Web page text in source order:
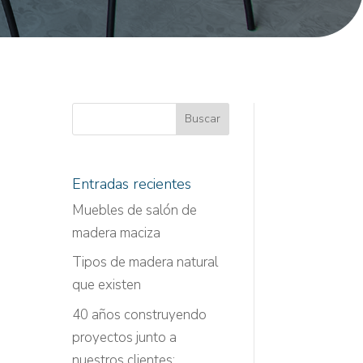
Entradas recientes
Muebles de salón de
madera maciza
Tipos de madera natural
que existen
40 años construyendo
proyectos junto a